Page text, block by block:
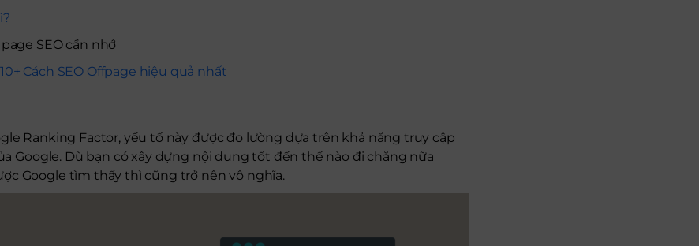
SEO cần nhớ
Cách SEO Offpage hiệu quả nhất
Ranking Factor, yếu tố này được đo lường dựa trên khả năng truy cập
Google. Dù bạn có xây dựng nội dung tốt đến thế nào đi chăng nữa
Google tìm thấy thì cũng trở nên vô nghĩa.